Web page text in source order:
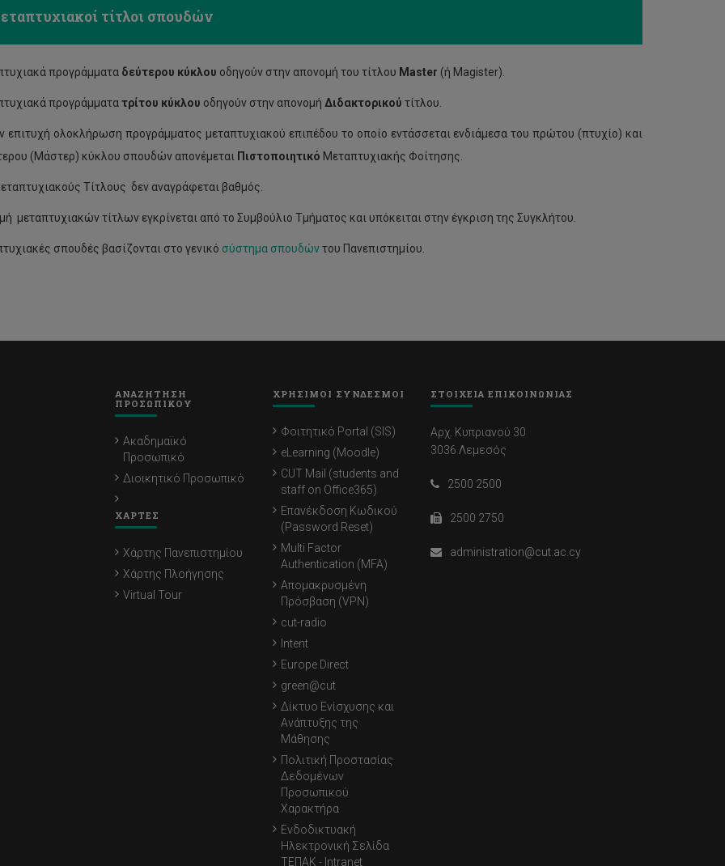
τίτλοι σπουδών
προγράμματα δεύτερου κύκλου οδηγούν στην απονομή του τίτλου Master (ή Magister).
προγράμματα τρίτου κύκλου οδηγούν στην απονομή Διδακτορικού τίτλου.
επιτυχή ολοκλήρωση προγράμματος μεταπτυχιακού επιπέδου το οποίο εντάσσεται ενδιάμεσα του πρώτου (πτυχίο) και
(Μάστερ) κύκλου σπουδών απονέμεται Πιστοποιητικό Μεταπτυχιακής Φοίτησης.
Τίτλους δεν αναγράφεται βαθμός.
μεταπτυχιακών τίτλων εγκρίνεται από το Συμβούλιο Τμήματος και υπόκειται στην έγκριση της Συγκλήτου.
σπουδές βασίζονται στο γενικό σύστημα σπουδώντου Πανεπιστημίου.
ΑΝΑΖΗΤΗΣΗ
ΠΡΟΣΩΠΙΚΟΥ
Ακαδημαϊκό
Προσωπικό
Διοικητικό Προσωπικό
ΧΑΡΤΕΣ
Χάρτης Πανεπιστημίου
Χάρτης Πλοήγησης
Virtual Tour
ΧΡΗΣΙΜΟΙ ΣΥΝΔΕΣΜΟΙ
Φοιτητικό Portal (SIS)
eLearning (Moodle)
CUT Mail (students and
staff on Office365)
Επανέκδοση Κωδικού
(Password Reset)
Multi Factor
Authentication (MFA)
Απομακρυσμένη
Πρόσβαση (VPN)
cut-radio
Intent
Europe Direct
green@cut
Δίκτυο Ενίσχυσης και
Ανάπτυξης της
Μάθησης
Πολιτική Προστασίας
Δεδομένων
Προσωπικού
Χαρακτήρα
Ενδοδικτυακή
Ηλεκτρονική Σελίδα
ΤΕΠΑΚ - Intranet
ΣΤΟΙΧΕΙΑ ΕΠΙΚΟΙΝΩΝΙΑΣ
Αρχ. Κυπριανού 30
3036 Λεμεσός
2500 2500
2500 2750
administration@cut.ac.cy